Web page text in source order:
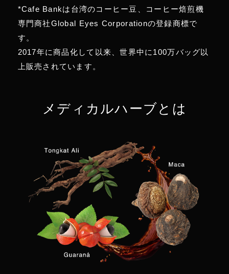
*Cafe Bankは台湾のコーヒー豆、コーヒー焙煎機
専門商社Global Eyes Corporationの登録商標で
す。
2017年に商品化して以来、世界中に100万バッグ以
上販売されています。
メディカルハーブとは